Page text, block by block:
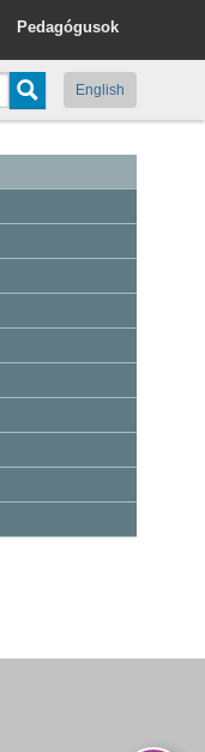
Pedagógusok
English